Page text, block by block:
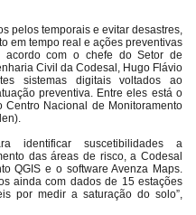
pelos temporais e evitar desastres,
em tempo real e ações preventivas
acordo com o chefe do Setor de
Civil da Codesal, Hugo Flávio
sistemas digitais voltados ao
preventiva. Entre eles está o
Centro Nacional de Monitoramento
identificar suscetibilidades a
das áreas de risco, a Codesal
QGIS e o software Avenza Maps.
ainda com dados de 15 estações
por medir a saturação do solo”,